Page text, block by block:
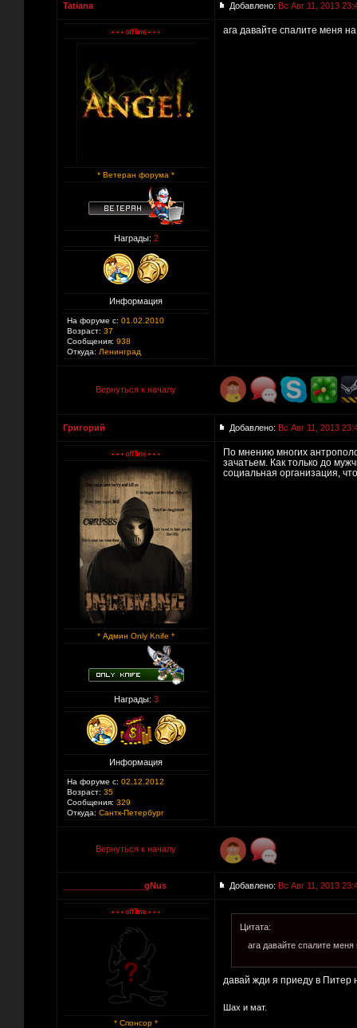
Tatiana Добавлено: Вс Авг 11, 2013
* Ветеран форума *
Награды: 2
Информация
На форуме с: 01.02.2010
Возраст: 37
Сообщения: 938
Откуда: Ленинград
ага давайте спалите меня
Вернуться к началу
Григорий Добавлено: Вс Авг 11, 2013
* Админ Only Knife *
Награды: 3
Информация
На форуме с: 02.12.2012
Возраст: 35
Сообщения: 329
Откуда: Сантк-Петербург
По мнению многих
зачатьем. Как только до
социальная организация,
Вернуться к началу
_________________gNus Добавлено: Вс Авг 11, 2013
* Спонсор *
Цитата:
ага давайте спалите
давай жди я приеду в Питер
Шах и мат.